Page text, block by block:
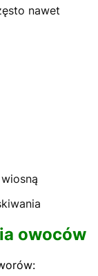
nawet
owoców